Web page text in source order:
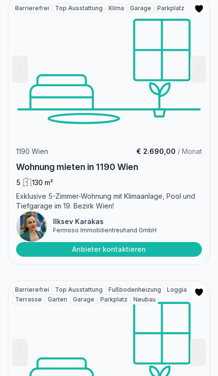
Barrierefrei Top Ausstattung Klima Garage Parkplatz
1190 Wien € 2.690,00 / Monat
Wohnung mieten in 1190 Wien
5
130 m²
Exklusive 5-Zimmer-Wohnung mit Klimaanlage, Pool und
Tiefgarage im 19. Bezirk Wien!
Ilksev Karakas
Fermoso Immobilientreuhand GmbH
Anbieter kontaktieren
Barrierefrei Top Ausstattung Fußbodenheizung
Loggia
Terrasse
Garten Garage Parkplatz Neubau